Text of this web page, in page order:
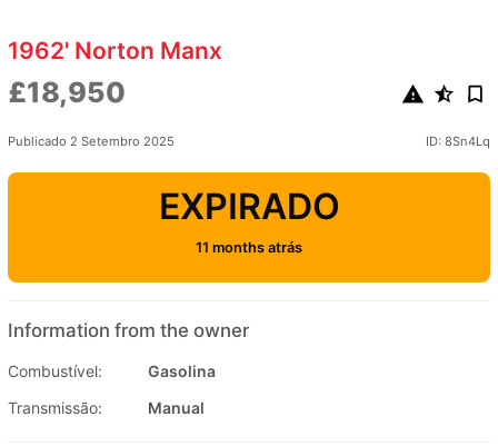
1962' Norton Manx
£18,950
Publicado 2 Setembro 2025 ID: 8Sn4Lq
EXPIRADO
11 months atrás
Information from the owner
Combustível:
Gasolina
Transmissão:
Manual